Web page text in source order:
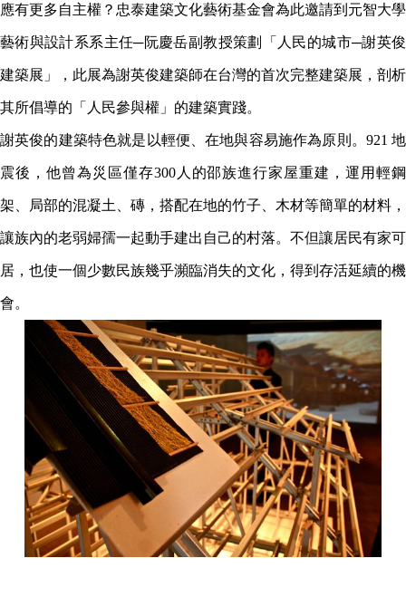
應有更多自主權？忠泰建築文化藝術基金會為此邀請到元智大學
藝術與設計系系主任─阮慶岳副教授策劃「人民的城市─謝英俊
建築展」，此展為謝英俊建築師在台灣的首次完整建築展，剖析
其所倡導的「人民參與權」的建築實踐。
謝英俊的建築特色就是以輕便、在地與容易施作為原則。921 地
震後，他曾為災區僅存300人的邵族進行家屋重建，運用輕鋼
架、局部的混凝土、磚，搭配在地的竹子、木材等簡單的材料，
讓族內的老弱婦孺一起動手建出自己的村落。不但讓居民有家可
居，也使一個少數民族幾乎瀕臨消失的文化，得到存活延續的機
會。